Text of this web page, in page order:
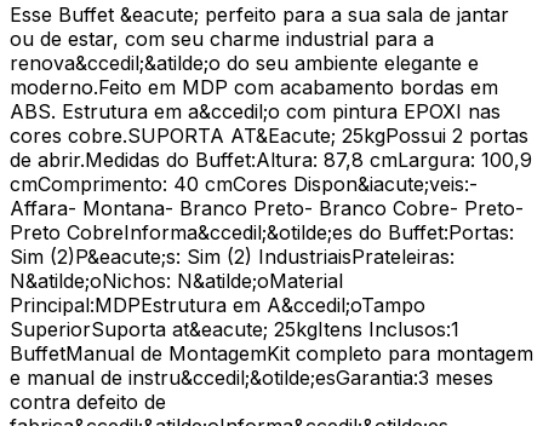
Esse Buffet &eacute; perfeito para a sua sala de jantar
ou de estar, com seu charme industrial para a
renova&ccedil;&atilde;o do seu ambiente elegante e
moderno.Feito em MDP com acabamento bordas em
ABS. Estrutura em a&ccedil;o com pintura EPOXI nas
cores cobre.SUPORTA AT&Eacute; 25kgPossui 2 portas
de abrir.Medidas do Buffet:Altura: 87,8 cmLargura: 100,9
cmComprimento: 40 cmCores Dispon&iacute;veis:-
Affara- Montana- Branco Preto- Branco Cobre- Preto-
Preto CobreInforma&ccedil;&otilde;es do Buffet:Portas:
Sim (2)P&eacute;s: Sim (2) IndustriaisPrateleiras:
N&atilde;oNichos: N&atilde;oMaterial
Principal:MDPEstrutura em A&ccedil;oTampo
SuperiorSuporta at&eacute; 25kgItens Inclusos:1
BuffetManual de MontagemKit completo para montagem
e manual de instru&ccedil;&otilde;esGarantia:3 meses
contra defeito de